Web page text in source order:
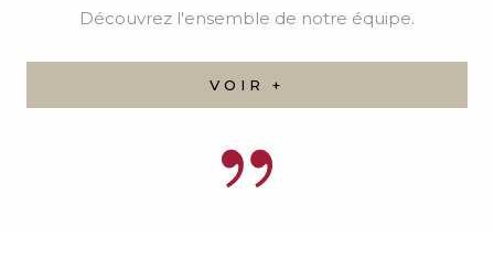
Remplissez ce formulaire, nous ferons de notre